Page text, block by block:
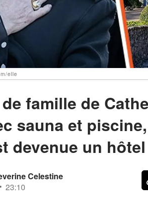
elle
famille de
sauna et
devenue un
Celestine
23:10